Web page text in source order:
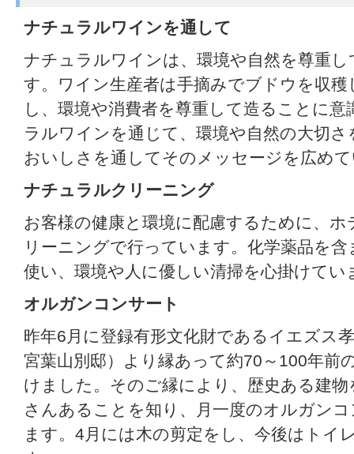
ナチュラルワインを通して
ナチュラルワインは、環境や自然を尊重
す。ワイン生産者は手摘みでブドウを収
し、環境や消費者を尊重して造ることに
ラルワインを通じて、環境や自然の大切
おいしさを通してそのメッセージを広め
ナチュラルクリーニング
お客様の健康と環境に配慮するために、
リーニングで行っています。化学薬品を
使い、環境や人に優しい清掃を心掛けてい
オルガンコンサート
昨年6月に登録有形文化財であるイエズス
宮葉山別邸）より縁あって約70～100年前
けました。そのご縁により、歴史ある建
さんあることを知り、月一度のオルガン
ます。4月には木の剪定をし、今後はトイ